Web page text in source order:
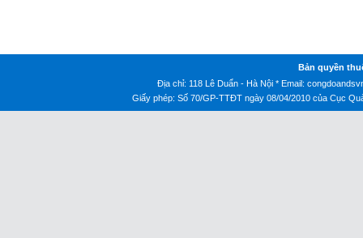
Bản quyền
Địa chỉ: 118 Lê Duẩn - Hà Nội * Email:
Giấy phép: Số 70/GP-TTĐT ngày 08/04/2010 của Cục